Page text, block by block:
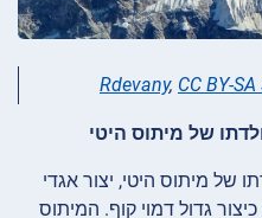
Rdevany, CC BY-
של מיתוס היטי, יצור אגדי
גדול דמוי קוף. המיתוס